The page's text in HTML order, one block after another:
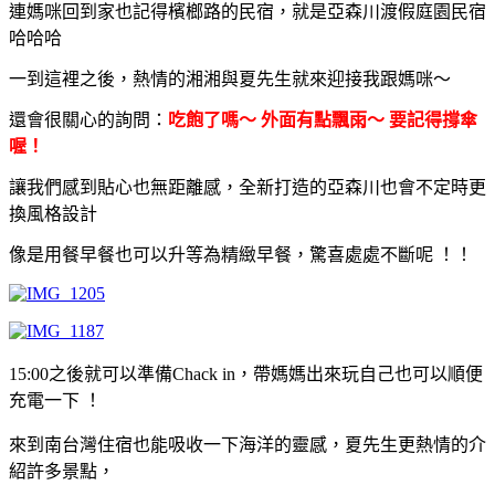
連媽咪回到家也記得檳榔路的民宿，就是亞森川渡假庭園民宿
哈哈哈
一到這裡之後，熱情的湘湘與夏先生就來迎接我跟媽咪～
還會很關心的詢問： 吃飽了嗎～ 外面有點飄雨～ 要記得撐傘
喔！
讓我們感到貼心也無距離感，全新打造的亞森川也會不定時更
換風格設計
像是用餐早餐也可以升等為精緻早餐，驚喜處處不斷呢 ！！
15:00之後就可以準備Chack in，帶媽媽出來玩自己也可以順便
充電一下 ！
來到南台灣住宿也能吸收一下海洋的靈感，夏先生更熱情的介
紹許多景點，